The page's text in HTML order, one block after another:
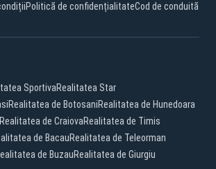
Politică de confidențialitateCod de conduită
SportivaRealitatea Star
Realitatea de BotosaniRealitatea de Hunedoara
Realitatea de CraiovaRealitatea de Timis
de BacauRealitatea de Teleorman
de BuzauRealitatea de Giurgiu